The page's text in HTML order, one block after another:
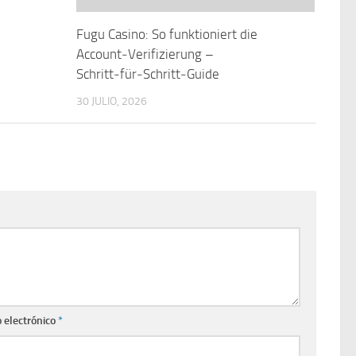
Fugu Casino: So funktioniert die
Account‑Verifizierung –
Schritt‑für‑Schritt‑Guide
30 JULIO, 2026
electrónico*